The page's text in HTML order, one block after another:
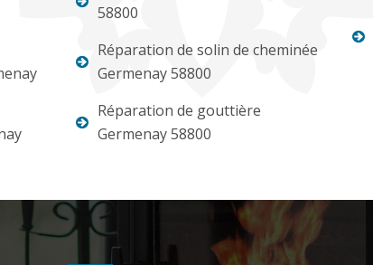
58800
Réparation de solin de cheminée
Germenay 58800
Réparation de gouttière
Germenay 58800